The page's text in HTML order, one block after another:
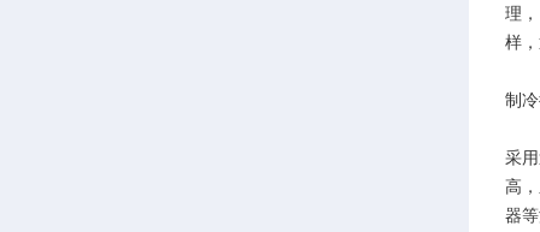
理
样
制
采
高
器